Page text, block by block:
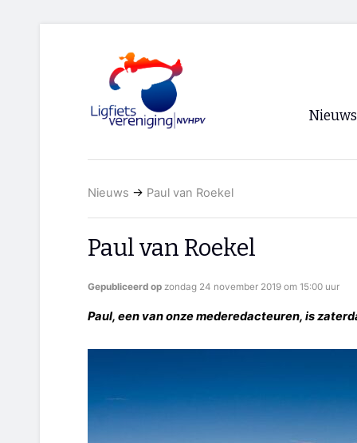
Nieuws
Nieuws → Paul van Roekel
Paul van Roekel
Gepubliceerd op zondag 24 november 2019 om 15:00 uur
Paul, een van onze mederedacteuren, is